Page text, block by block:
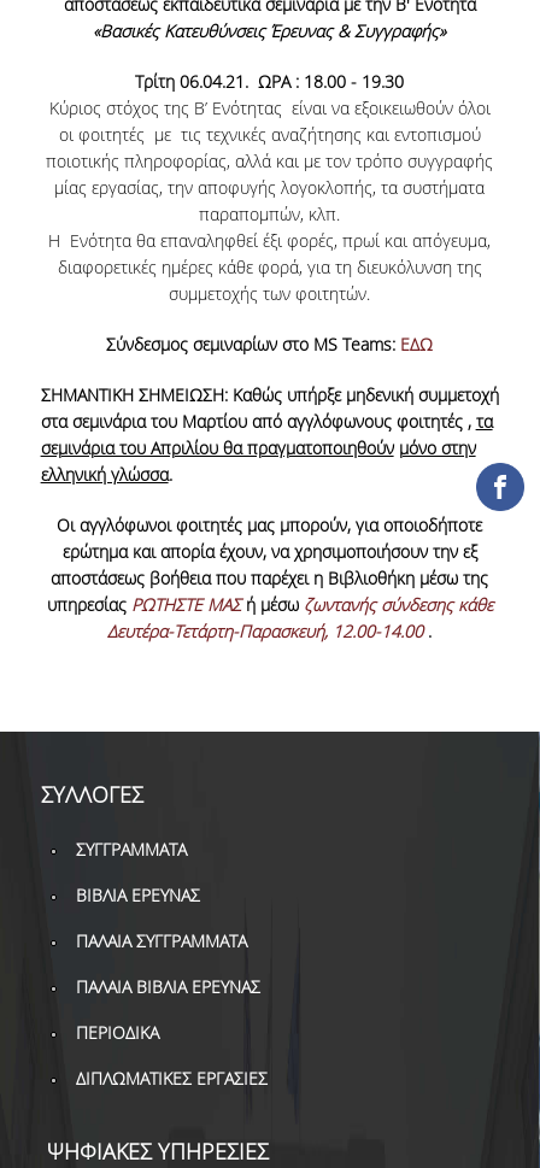
ΕΡΓΑ ΑΝΑΠΤΥΞΗΣ
ΣΥΛΛΟΓΕΣ
ΕΝΤΥΠΕΣ ΣΥΛΛΟΓΕΣ
ΨΗΦΙΑΚΕΣ ΠΗΓΕΣ
ΚΕΝΤΡΑ ΤΕΚΜΗΡΙΩΣΗΣ
Κ.Ε.Τ
ΟΟΣΑ
Π.Ο.Τ
ΥΠΗΡΕΣΙΕΣ
ΔΑΝΕΙΣΜΟΣ
ΔΙΑΔΑΝΕΙΣΜΟΣ
«Βασικές Κατευθύνσεις Έρευνας & Συγγραφής»
Τρίτη 06.04.21. ΩΡΑ : 18.00 - 19.30
Κύριος στόχος της Β’ Ενότητας είναι να εξοικειωθούν όλοι
οι φοιτητές με τις τεχνικές αναζήτησης και εντοπισμού
ποιοτικής πληροφορίας, αλλά και με τον τρόπο συγγραφής
μίας εργασίας, την αποφυγής λογοκλοπής, τα συστήματα
παραπομπών, κλπ.
Η Ενότητα θα επαναληφθεί έξι φορές, πρωί και απόγευμα,
διαφορετικές ημέρες κάθε φορά, για τη διευκόλυνση της
συμμετοχής των φοιτητών.
Σύνδεσμος σεμιναρίων στο MS Teams: ΕΔΩ
ΣΗΜΑΝΤΙΚΗ ΣΗΜΕΙΩΣΗ: Καθώς υπήρξε μηδενική συμμετοχή
στα σεμινάρια του Μαρτίου από αγγλόφωνους φοιτητές , τα
σεμινάρια του Απριλίου θα πραγματοποιηθούν μόνο στην
ελληνική γλώσσα.
Οι αγγλόφωνοι φοιτητές μας μπορούν, για οποιοδήποτε
ερώτημα και απορία έχουν, να χρησιμοποιήσουν την εξ
αποστάσεως βοήθεια που παρέχει η Βιβλιοθήκη μέσω της
υπηρεσίας ΡΩΤΗΣΤΕ ΜΑΣή μέσω ζωντανής σύνδεσης κάθε
Δευτέρα-Τετάρτη-Παρασκευή, 12.00-14.00.
ΣΥΛΛΟΓΕΣ
ΣΥΓΓΡΑΜΜΑΤΑ
ΒΙΒΛΙΑ ΕΡΕΥΝΑΣ
ΠΑΛΑΙΑ ΣΥΓΓΡΑΜΜΑΤΑ
ΠΑΛΑΙΑ ΒΙΒΛΙΑ ΕΡΕΥΝΑΣ
ΠΕΡΙΟΔΙΚΑ
ΔΙΠΛΩΜΑΤΙΚΕΣ ΕΡΓΑΣΙΕΣ
ΨΗΦΙΑΚΕΣ ΥΠΗΡΕΣΙΕΣ